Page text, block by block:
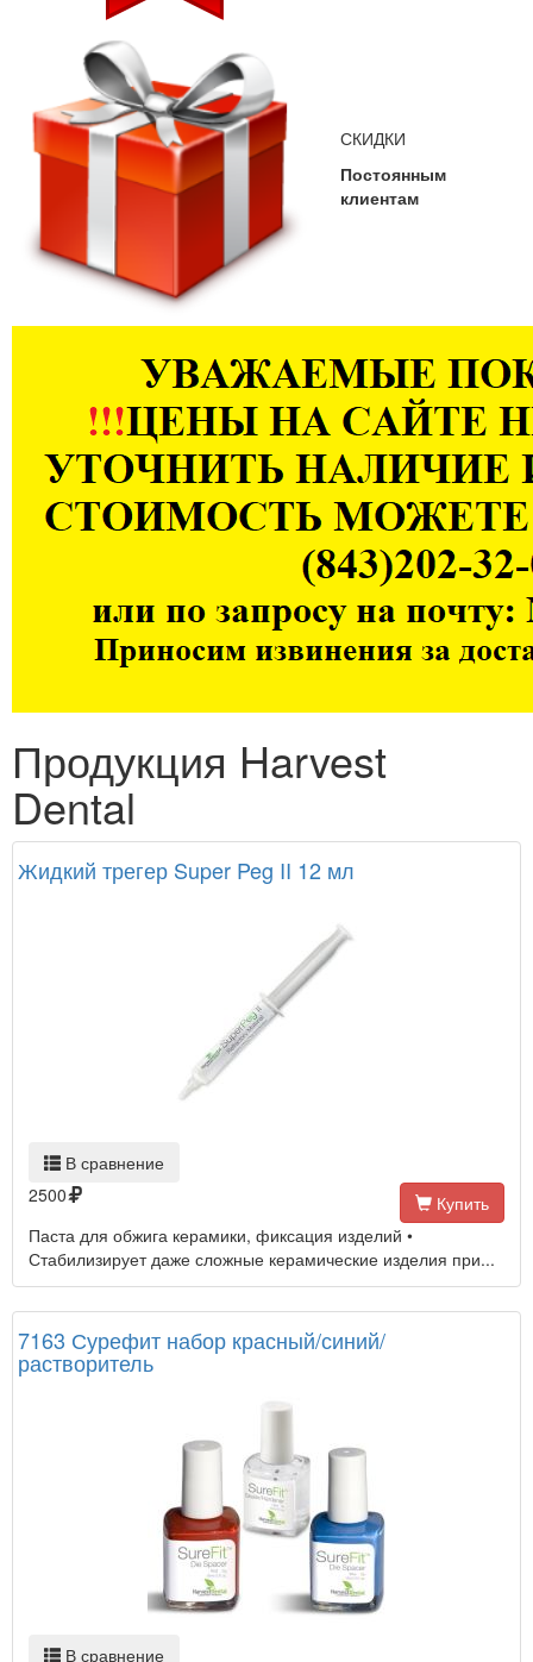
СКИДКИ
Постоянным
клиентам
Продукция Harvest
Dental
Жидкий трегер Super Peg II 12 мл
В сравнение
2500
Купить
Паста для обжига керамики, фиксация изделий •
Стабилизирует даже сложные керамические изделия при...
7163 Сурефит набор красный/синий/
растворитель
В сравнение